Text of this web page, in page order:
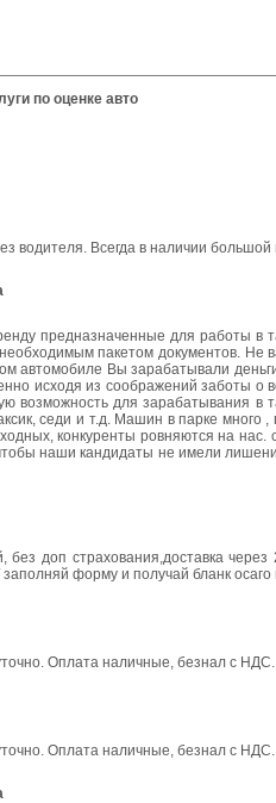
по оценке авто
водителя. Всегда в наличии
предназначенные для работы в
пакетом документов. Не
автомобиле Вы зарабатывали
исходя из соображений заботы о
возможность для зарабатывания в
седи и т.д. Машин в парке
конкуренты ровняются на нас.
наши кандидаты не имели
доп страхования,доставка через
форму и получай бланк осаго
Оплата наличные, безнал с
Оплата наличные, безнал с